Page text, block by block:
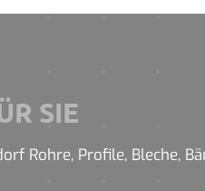
SIE
Rohre, Profile, Bleche,